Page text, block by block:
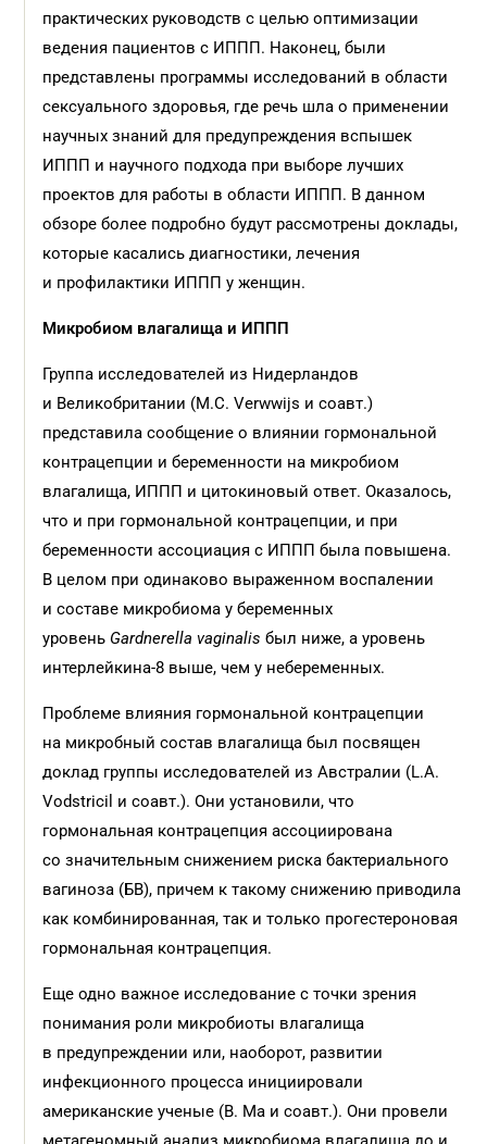
практических руководств с целью оптимизации
ведения пациентов с ИППП. Наконец, были
представлены программы исследований в области
сексуального здоровья, где речь шла о применении
научных знаний для предупреждения вспышек
ИППП и научного подхода при выборе лучших
проектов для работы в области ИППП. В данном
обзоре более подробно будут рассмотрены доклады,
которые касались диагностики, лечения
и профилактики ИППП у женщин.
Микробиом влагалища и ИППП
Группа исследователей из Нидерландов
и Великобритании (M.C. Verwwijs и соавт.)
представила сообщение о влиянии гормональной
контрацепции и беременности на микробиом
влагалища, ИППП и цитокиновый ответ. Оказалось,
что и при гормональной контрацепции, и при
беременности ассоциация с ИППП была повышена.
В целом при одинаково выраженном воспалении
и составе микробиома у беременных
уровень Gardnerella vaginalis был ниже, а уровень
интерлейкина-8 выше, чем у небеременных.
Проблеме влияния гормональной контрацепции
на микробный состав влагалища был посвящен
доклад группы исследователей из Австралии (L.A.
Vodstricil и соавт.). Они установили, что
гормональная контрацепция ассоциирована
со значительным снижением риска бактериального
вагиноза (БВ), причем к такому снижению приводила
как комбинированная, так и только прогестероновая
гормональная контрацепция.
Еще одно важное исследование с точки зрения
понимания роли микробиоты влагалища
в предупреждении или, наоборот, развитии
инфекционного процесса инициировали
американские ученые (B. Ma и соавт.). Они провели